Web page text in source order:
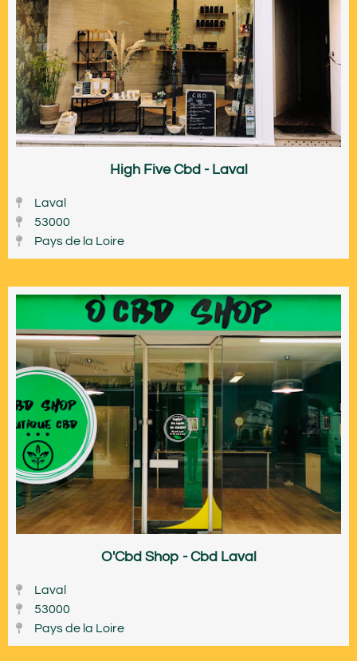
High Five Cbd - Laval
Laval
53000
Pays de la Loire
O'Cbd Shop - Cbd Laval
Laval
53000
Pays de la Loire